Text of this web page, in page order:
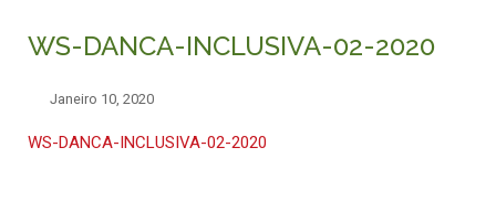
WS-DANCA-INCLUSIVA-02-2020
Janeiro 10, 2020
WS-DANCA-INCLUSIVA-02-2020